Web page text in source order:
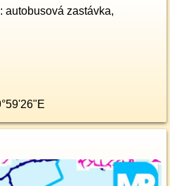
: autobusová zastávka,